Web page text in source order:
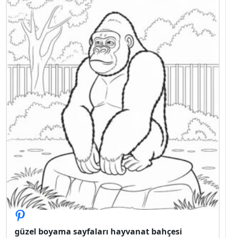
güzel boyama sayfaları hayvanat bahçesi